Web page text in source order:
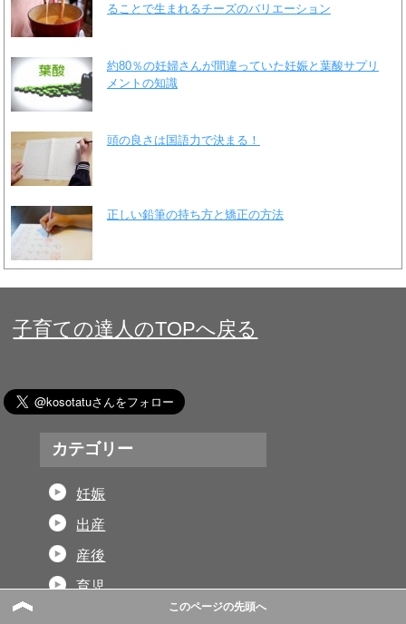
ることで生まれるチーズのバリエーション
約80％の妊婦さんが間違っていた妊娠と葉酸サプリ
メントの知識
頭の良さは国語力で決まる！
正しい鉛筆の持ち方と矯正の方法
子育ての達人のTOPへ戻る
カテゴリー
妊娠
出産
産後
育児
このページの先頭へ